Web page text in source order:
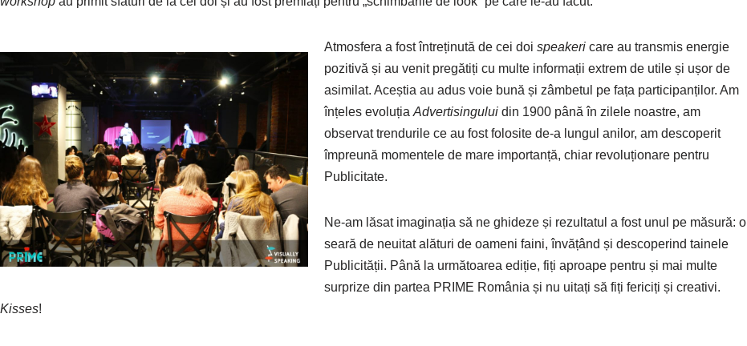
Atmosfera a fost întreținută de cei doi speakeri care au transmis energie
pozitivă și au venit pregătiți cu multe informații extrem de utile și ușor de
asimilat. Aceștia au adus voie bună și zâmbetul pe fața participanților. Am
înțeles evoluția Advertisingului din 1900 până în zilele noastre, am
observat trendurile ce au fost folosite de-a lungul anilor, am descoperit
împreună momentele de mare importanță, chiar revoluționare pentru
Publicitate.
Ne-am lăsat imaginația să ne ghideze și rezultatul a fost unul pe măsură: o
seară de neuitat alături de oameni faini, învățând și descoperind tainele
Publicității. Până la următoarea ediție, fiți aproape pentru și mai multe
surprize din partea PRIME România și nu uitați să fiți fericiți și creativi.
Kisses!